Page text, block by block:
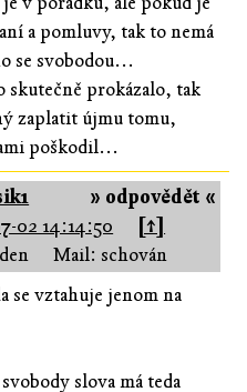
a pomluvy, tak to nemá
se svobodou...
skutečně prokázalo, tak
zaplatit újmu tomu,
poškodil...
» odpovědět «
02 14:14:50
[↑]
Mail: schován
se vztahuje jenom na
slova má teda